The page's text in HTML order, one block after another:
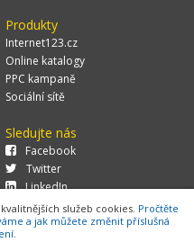
Produkty
Internet123.cz
Online katalogy
PPC kampaně
Sociální sítě
Sledujte nás
Facebook
Twitter
LinkedIn
služeb cookies. Pročtěte
a jak můžete změnit příslušná